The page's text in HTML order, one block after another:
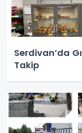
Serdivan’da
Takip